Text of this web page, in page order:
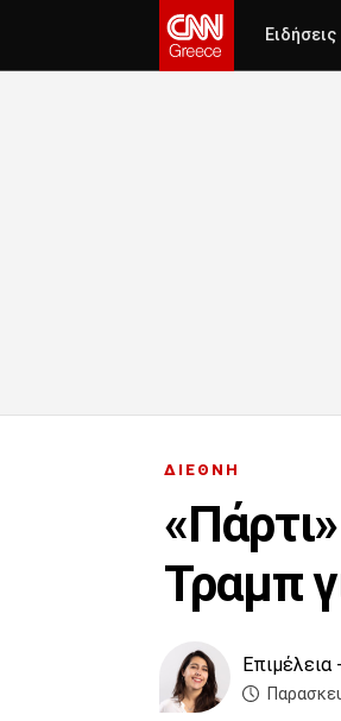
Ειδήσεις
ΔΙΕΘΝΗ
Τραμπ
Επιμέλεια -